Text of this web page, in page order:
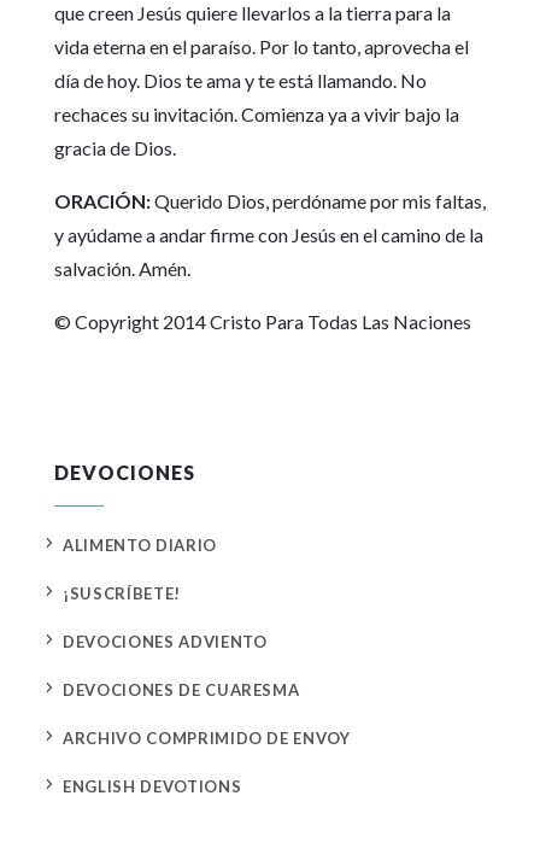
que creen Jesús quiere llevarlos a la tierra para la
vida eterna en el paraíso. Por lo tanto, aprovecha el
día de hoy. Dios te ama y te está llamando. No
rechaces su invitación. Comienza ya a vivir bajo la
gracia de Dios.
ORACIÓN:Querido Dios, perdóname por mis faltas,
y ayúdame a andar firme con Jesús en el camino de la
salvación. Amén.
© Copyright 2014 Cristo Para Todas Las Naciones
DEVOCIONES
5 ALIMENTO DIARIO
5 ¡SUSCRÍBETE!
5 DEVOCIONES ADVIENTO
5 DEVOCIONES DE CUARESMA
5 ARCHIVO COMPRIMIDO DE ENVOY
5 ENGLISH DEVOTIONS